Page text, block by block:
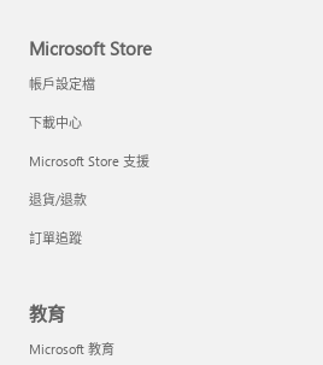
Microsoft Store
帳戶設定檔
下載中心
Microsoft Store 支援
退貨/退款
訂單追蹤
教育
Microsoft 教育